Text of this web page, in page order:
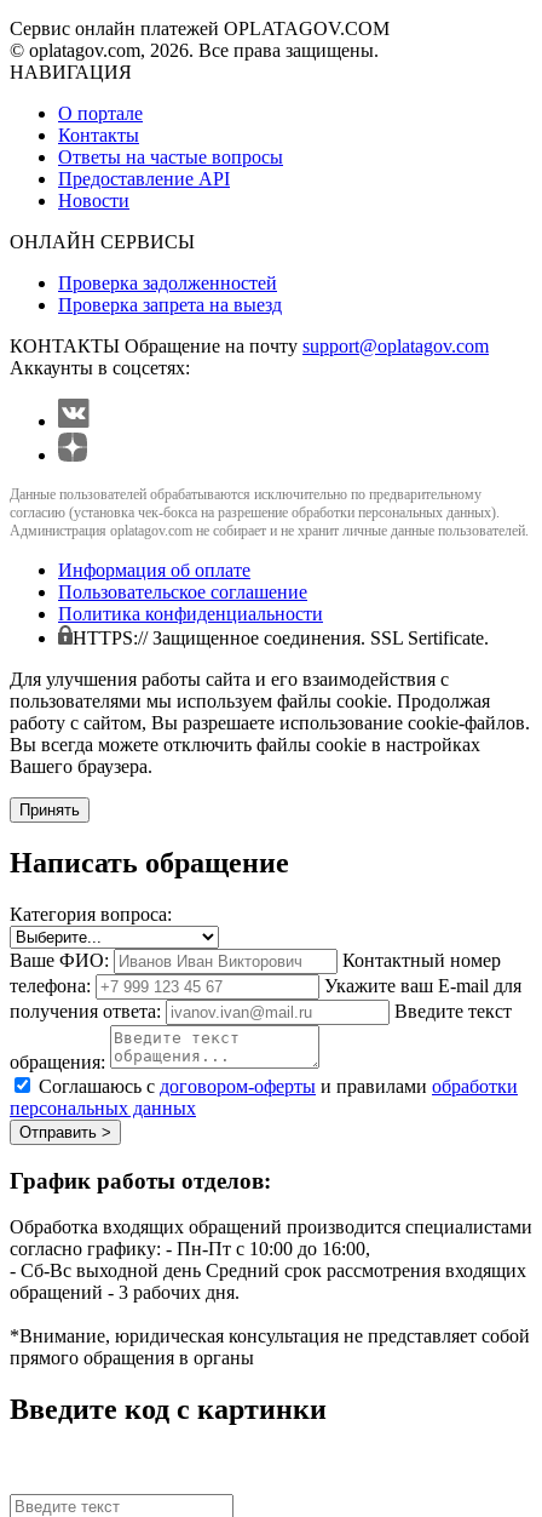
Сервис онлайн платежей OPLATAGOV.COM
© oplatagov.com, 2026. Все права защищены.
НАВИГАЦИЯ
О портале
Контакты
Ответы на частые вопросы
Предоставление API
Новости
ОНЛАЙН СЕРВИСЫ
Проверка задолженностей
Проверка запрета на выезд
КОНТАКТЫ Обращение на почту support@oplatagov.com
Аккаунты в соцсетях:
Данные пользователей обрабатываются исключительно по предварительному
согласию (установка чек-бокса на разрешение обработки персональных данных).
Администрация oplatagov.com не собирает и не хранит личные данные пользователей.
Информация об оплате
Пользовательское соглашение
Политика конфиденциальности
HTTPS:// Защищенное соединения. SSL Sertificate.
Для улучшения работы сайта и его взаимодействия с
пользователями мы используем файлы cookie. Продолжая
работу с сайтом, Вы разрешаете использование cookie-файлов.
Вы всегда можете отключить файлы cookie в настройках
Вашего браузера.
Принять
Написать обращение
Категория вопроса:
Ваше ФИО:
Контактный номер
телефона:
Укажите ваш E-mail для
получения ответа:
Введите текст
обращения:
Соглашаюсь с договором-оферты и правилами обработки
персональных данных
Отправить >
График работы отделов:
Обработка входящих обращений производится специалистами
согласно графику: - Пн-Пт с 10:00 до 16:00,
- Сб-Вс выходной день Средний срок рассмотрения входящих
обращений - 3 рабочих дня.
*Внимание, юридическая консультация не представляет собой
прямого обращения в органы
Введите код с картинки